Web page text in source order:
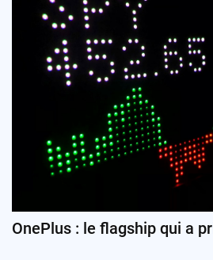
OnePlus : le flagship qui a